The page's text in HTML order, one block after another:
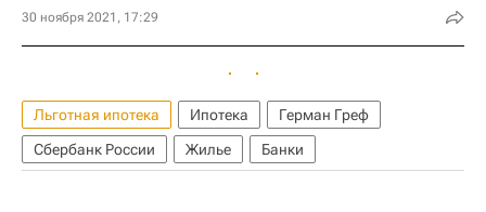
30 ноября 2021, 17:29
Льготная ипотека Ипотека
Герман Греф
Сбербанк России
Жилье Банки